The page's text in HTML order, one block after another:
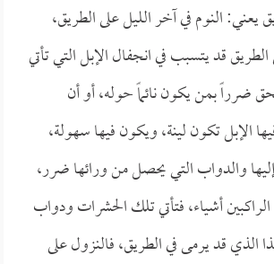
يعني: النوم في آخر الليل على الطريق،
قد يتسبب في انجفال الإبل التي تأتي
ضرراً بمن يكون نائماً حوله، أو أن
الإبل تكون لينة، ويكون فيها سهولة،
والدواب التي يحصل من ورائها ضرر،
أشياء، فتأتي تلك الحشرات ودواب
قد يرمى في الطريق، فالنزول على